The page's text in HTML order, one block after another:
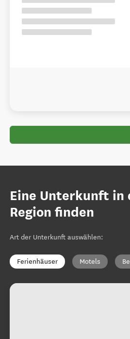
Eine Unterkunft in
Region finden
Art der Unterkunft auswählen:
Ferienhäuser Motels